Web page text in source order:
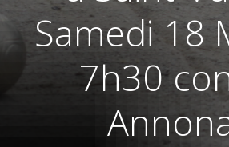
Samedi 18
7h30